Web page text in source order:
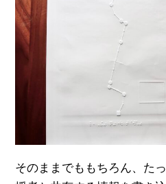
そのままでももちろん、た